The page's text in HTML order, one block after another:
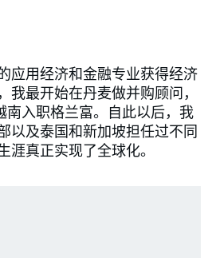
应用经济和金融专业获得经济
我最开始在丹麦做并购顾问，
南入职格兰富。自此以后，我
以及泰国和新加坡担任过不同
涯真正实现了全球化。